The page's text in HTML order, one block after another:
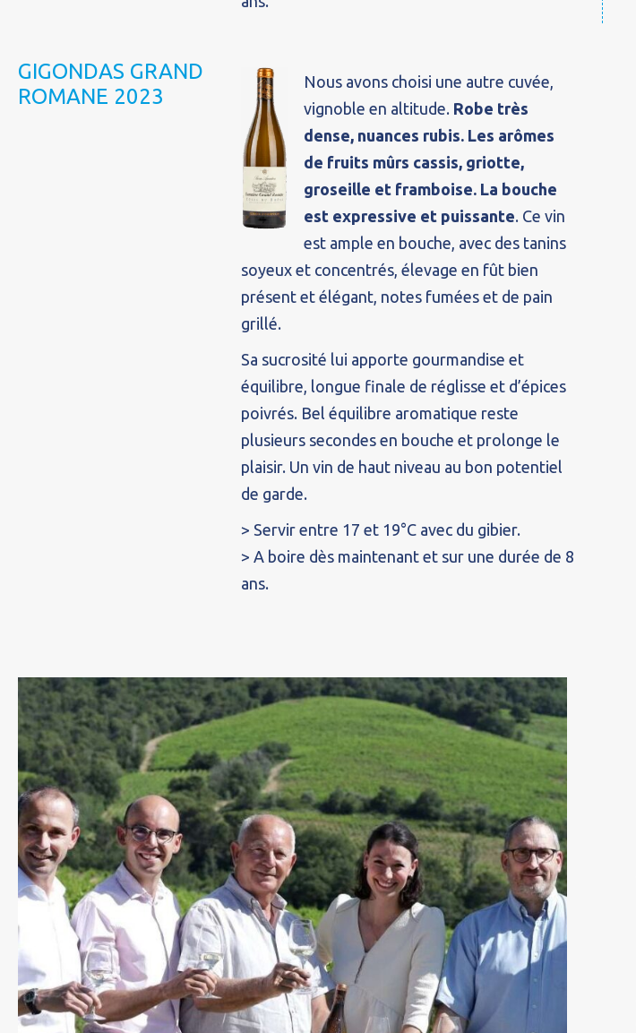
GIGONDAS GRAND
ROMANE 2023
Nous avons choisi une autre cuvée,
vignoble en altitude. Robe très
dense, nuances rubis. Les arômes
de fruits mûrs cassis, griotte,
groseille et framboise. La bouche
est expressive et puissante. Ce vin
est ample en bouche, avec des tanins
soyeux et concentrés, élevage en fût bien
présent et élégant, notes fumées et de pain
grillé.
Sa sucrosité lui apporte gourmandise et
équilibre, longue finale de réglisse et d’épices
poivrés. Bel équilibre aromatique reste
plusieurs secondes en bouche et prolonge le
plaisir. Un vin de haut niveau au bon potentiel
de garde.
> Servir entre 17 et 19°C avec du gibier.
> A boire dès maintenant et sur une durée de 8
ans.